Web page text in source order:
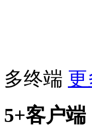
多终端 更
5+客户端